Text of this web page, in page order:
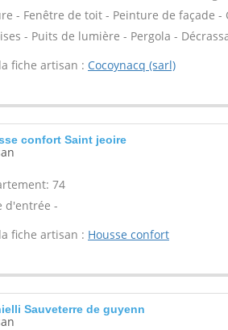
- Fenêtre de toit - Peinture de façade -
- Puits de lumière - Pergola -
fiche artisan : Cocoynacq (sarl)
confort Saint jeoire
74
d'entrée -
fiche artisan : Housse confort
Sauveterre de guyenn